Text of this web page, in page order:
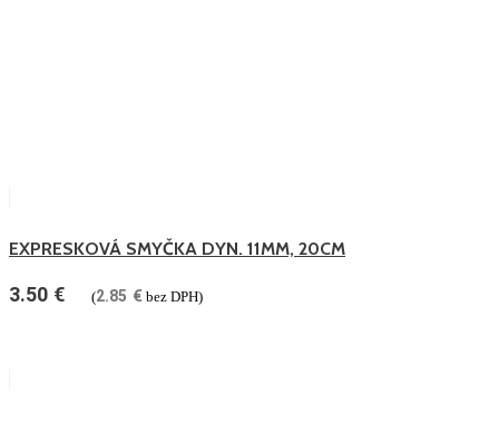
EXPRESKOVÁ SMYČKA DYN. 11MM, 20CM
3.50 € (2.85 € bez DPH)